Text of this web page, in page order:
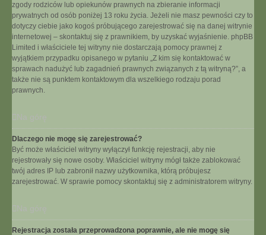
zgody rodziców lub opiekunów prawnych na zbieranie informacji
prywatnych od osób poniżej 13 roku życia. Jeżeli nie masz pewności czy to
dotyczy ciebie jako kogoś próbującego zarejestrować się na danej witrynie
internetowej – skontaktuj się z prawnikiem, by uzyskać wyjaśnienie. phpBB
Limited i właściciele tej witryny nie dostarczają pomocy prawnej z
wyjątkiem przypadku opisanego w pytaniu „Z kim się kontaktować w
sprawach nadużyć lub zagadnień prawnych związanych z tą witryną?”, a
także nie są punktem kontaktowym dla wszelkiego rodzaju porad
prawnych.
Na górę
Dlaczego nie mogę się zarejestrować?
Być może właściciel witryny wyłączył funkcję rejestracji, aby nie
rejestrowały się nowe osoby. Właściciel witryny mógł także zablokować
twój adres IP lub zabronił nazwy użytkownika, którą próbujesz
zarejestrować. W sprawie pomocy skontaktuj się z administratorem witryny.
Na górę
Rejestracja została przeprowadzona poprawnie, ale nie mogę się